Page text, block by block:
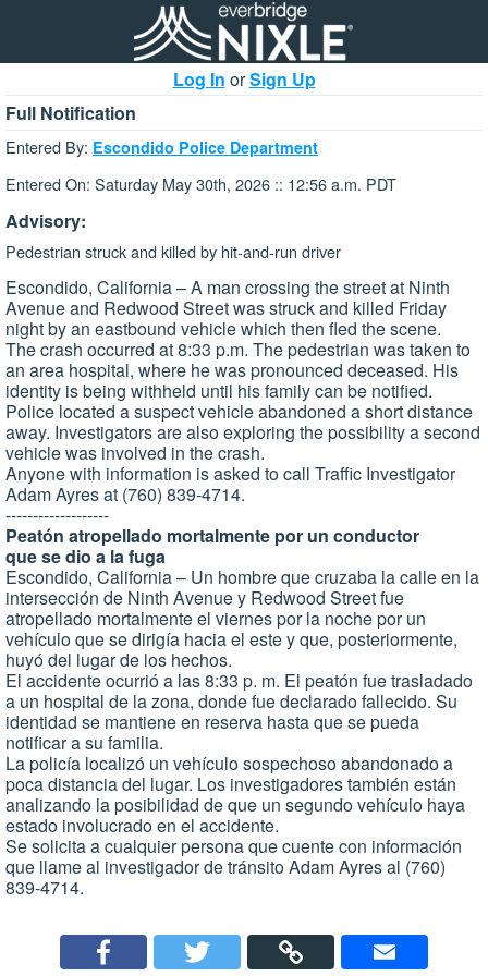
Log In orSign Up
Full Notification
Entered By: Escondido Police Department
Entered On: Saturday May 30th, 2026 :: 12:56 a.m. PDT
Advisory:
Pedestrian struck and killed by hit-and-run driver
Escondido, California – A man crossing the street at Ninth
Avenue and Redwood Street was struck and killed Friday
night by an eastbound vehicle which then fled the scene.
The crash occurred at 8:33 p.m. The pedestrian was taken to
an area hospital, where he was pronounced deceased. His
identity is being withheld until his family can be notified.
Police located a suspect vehicle abandoned a short distance
away. Investigators are also exploring the possibility a second
vehicle was involved in the crash.
Anyone with information is asked to call Traffic Investigator
Adam Ayres at (760) 839-4714.
-------------------
Peatón atropellado mortalmente por un conductor
que se dio a la fuga
Escondido, California – Un hombre que cruzaba la calle en la
intersección de Ninth Avenue y Redwood Street fue
atropellado mortalmente el viernes por la noche por un
vehículo que se dirigía hacia el este y que, posteriormente,
huyó del lugar de los hechos.
El accidente ocurrió a las 8:33 p. m. El peatón fue trasladado
a un hospital de la zona, donde fue declarado fallecido. Su
identidad se mantiene en reserva hasta que se pueda
notificar a su familia.
La policía localizó un vehículo sospechoso abandonado a
poca distancia del lugar. Los investigadores también están
analizando la posibilidad de que un segundo vehículo haya
estado involucrado en el accidente.
Se solicita a cualquier persona que cuente con información
que llame al investigador de tránsito Adam Ayres al (760)
839-4714.